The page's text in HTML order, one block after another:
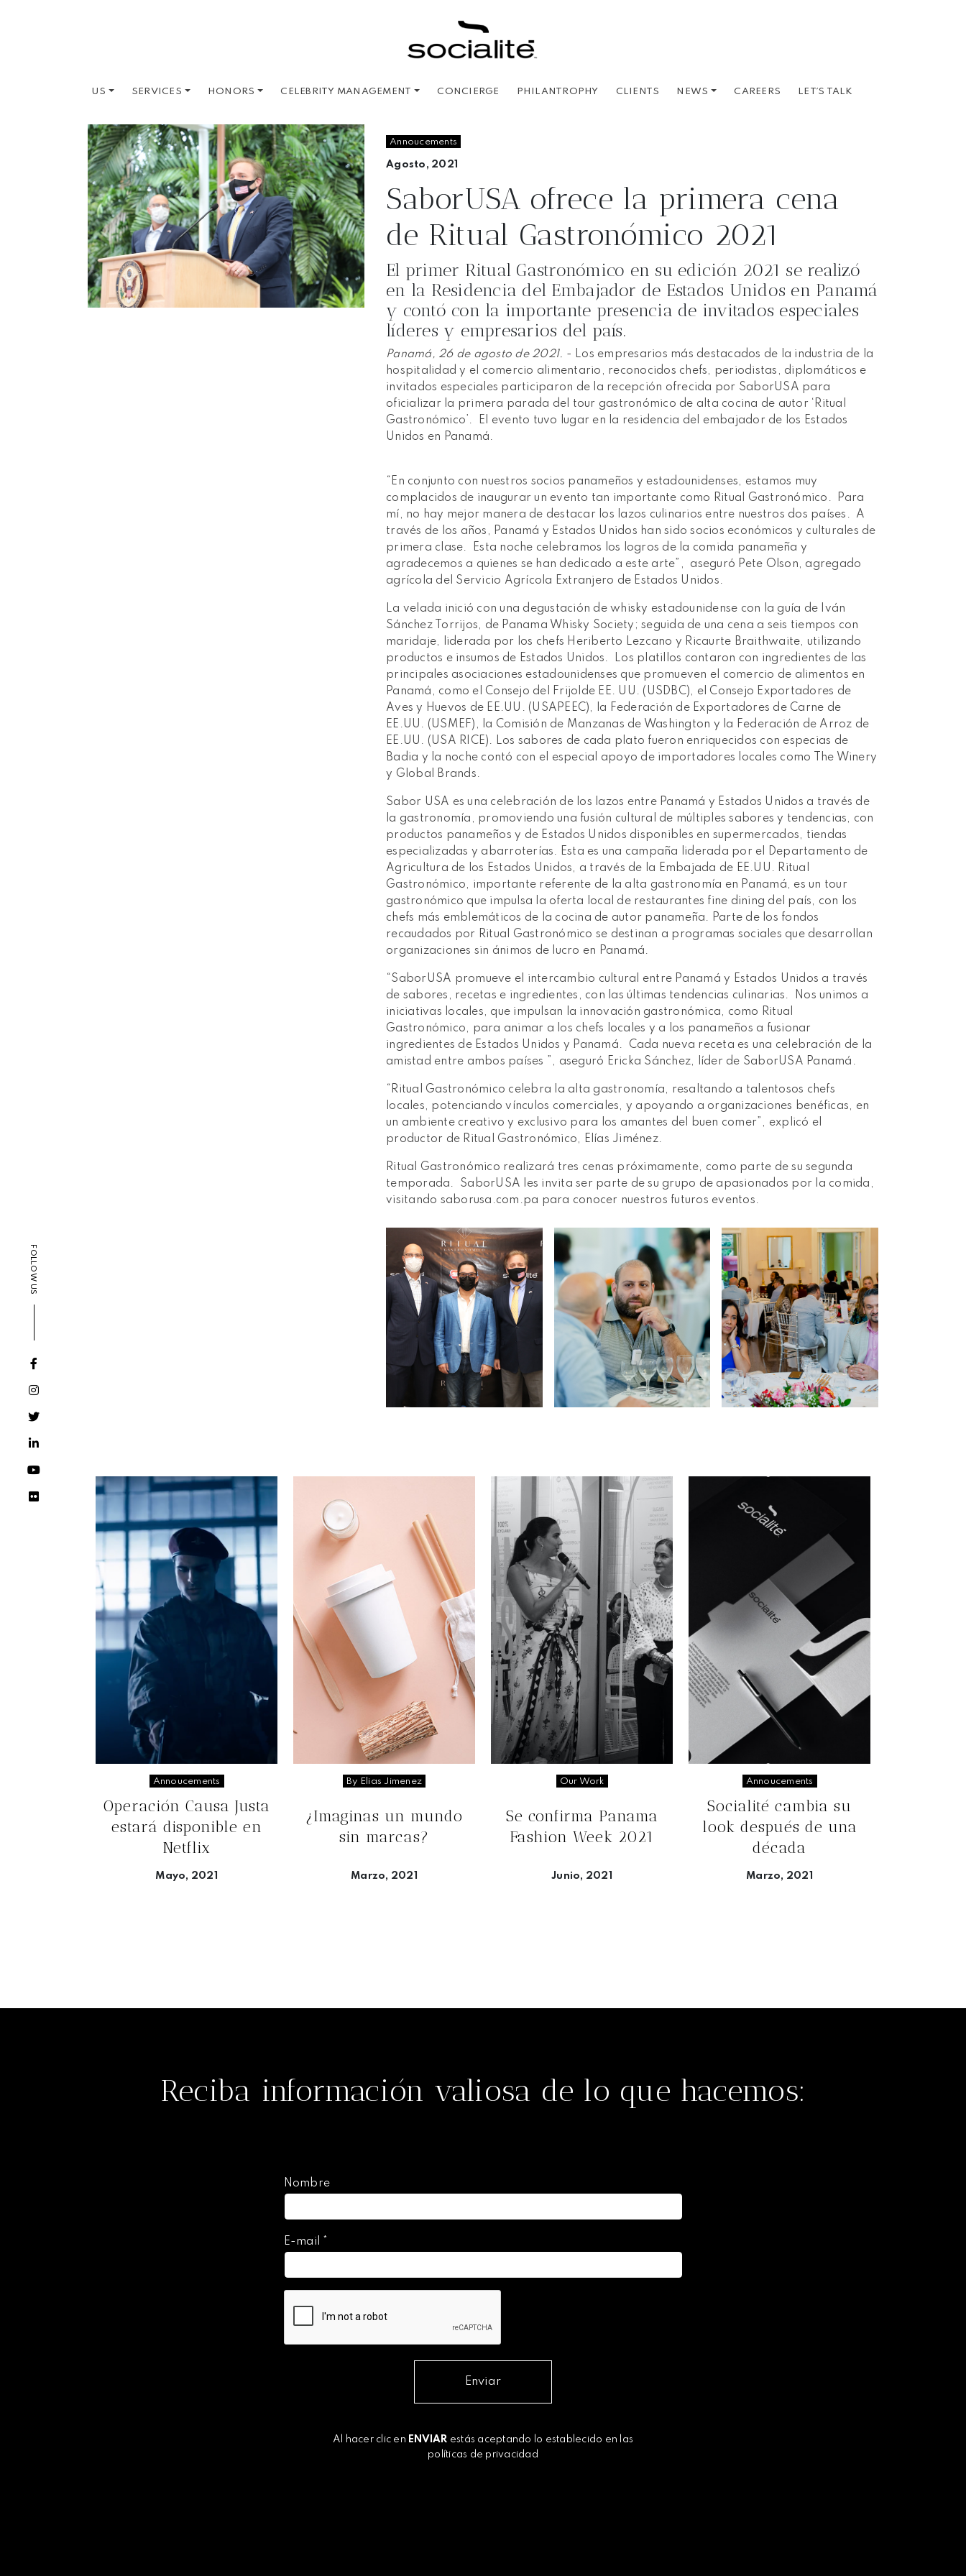
US SERVICES HONORS CELEBRITY MANAGEMENT CONCIERGE PHILANTROPHY CLIENTS NEWS CAREERS LET´S TALK
Annoucements
Agosto, 2021
SaborUSA ofrece la primera cena
de Ritual Gastronómico 2021
El primer Ritual Gastronómico en su edición 2021 se realizó
en la Residencia del Embajador de Estados Unidos en Panamá
y contó con la importante presencia de invitados especiales
líderes y empresarios del país.
Panamá, 26 de agosto de 2021. - Los empresarios más destacados de la industria de la
hospitalidad y el comercio alimentario, reconocidos chefs, periodistas, diplomáticos e
invitados especiales participaron de la recepción ofrecida por SaborUSA para
oficializar la primera parada del tour gastronómico de alta cocina de autor ‘Ritual
Gastronómico’. El evento tuvo lugar en la residencia del embajador de los Estados
Unidos en Panamá.
“En conjunto con nuestros socios panameños y estadounidenses, estamos muy
complacidos de inaugurar un evento tan importante como Ritual Gastronómico. Para
mí, no hay mejor manera de destacar los lazos culinarios entre nuestros dos países. A
través de los años, Panamá y Estados Unidos han sido socios económicos y culturales de
primera clase. Esta noche celebramos los logros de la comida panameña y
agradecemos a quienes se han dedicado a este arte”, aseguró Pete Olson, agregado
agrícola del Servicio Agrícola Extranjero de Estados Unidos.
La velada inició con una degustación de whisky estadounidense con la guía de Iván
Sánchez Torrijos, de Panama Whisky Society; seguida de una cena a seis tiempos con
maridaje, liderada por los chefs Heriberto Lezcano y Ricaurte Braithwaite, utilizando
productos e insumos de Estados Unidos. Los platillos contaron con ingredientes de las
principales asociaciones estadounidenses que promueven el comercio de alimentos en
Panamá, como el Consejo del Frijolde EE. UU. (USDBC), el Consejo Exportadores de
Aves y Huevos de EE.UU. (USAPEEC), la Federación de Exportadores de Carne de
EE.UU. (USMEF), la Comisión de Manzanas de Washington y la Federación de Arroz de
EE.UU. (USA RICE). Los sabores de cada plato fueron enriquecidos con especias de
Badia y la noche contó con el especial apoyo de importadores locales como The Winery
y Global Brands.
Sabor USA es una celebración de los lazos entre Panamá y Estados Unidos a través de
la gastronomía, promoviendo una fusión cultural de múltiples sabores y tendencias, con
productos panameños y de Estados Unidos disponibles en supermercados, tiendas
especializadas y abarroterías. Esta es una campaña liderada por el Departamento de
Agricultura de los Estados Unidos, a través de la Embajada de EE.UU. Ritual
Gastronómico, importante referente de la alta gastronomía en Panamá, es un tour
gastronómico que impulsa la oferta local de restaurantes fine dining del país, con los
chefs más emblemáticos de la cocina de autor panameña. Parte de los fondos
recaudados por Ritual Gastronómico se destinan a programas sociales que desarrollan
organizaciones sin ánimos de lucro en Panamá.
“SaborUSA promueve el intercambio cultural entre Panamá y Estados Unidos a través
de sabores, recetas e ingredientes, con las últimas tendencias culinarias. Nos unimos a
iniciativas locales, que impulsan la innovación gastronómica, como Ritual
Gastronómico, para animar a los chefs locales y a los panameños a fusionar
ingredientes de Estados Unidos y Panamá. Cada nueva receta es una celebración de la
amistad entre ambos países ”, aseguró Ericka Sánchez, líder de SaborUSA Panamá.
“Ritual Gastronómico celebra la alta gastronomía, resaltando a talentosos chefs
locales, potenciando vínculos comerciales, y apoyando a organizaciones benéficas, en
un ambiente creativo y exclusivo para los amantes del buen comer”, explicó el
productor de Ritual Gastronómico, Elías Jiménez.
Ritual Gastronómico realizará tres cenas próximamente, como parte de su segunda
temporada. SaborUSA les invita ser parte de su grupo de apasionados por la comida,
visitando saborusa.com.pa para conocer nuestros futuros eventos.
Annoucements
Operación Causa Justa
estará disponible en
Netflix
Mayo, 2021
By Elias Jimenez
¿Imaginas un mundo
sin marcas?
Marzo, 2021
Our Work
Se confirma Panama
Fashion Week 2021
Junio, 2021
Annoucements
Socialité cambia su
look después de una
década
Marzo, 2021
Reciba información valiosa de lo que hacemos:
Nombre
E-mail *
Enviar
Al hacer clic en ENVIAR estás aceptando lo establecido en las
políticas de privacidad
FOLLOW US